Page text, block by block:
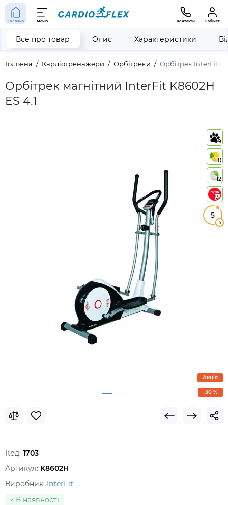
Головна Меню Контакти Кабінет
Головна Кардіотренажери Орбітреки Орбітрек InterFit
Орбітрек магнітний InterFit K8602H
ES 4.1
Все про товар Опис Характеристики
-30 %
Акція
9
10
12
9
5
4
Код: 1703
Артикул: K8602H
Виробник: InterFit
В наявності